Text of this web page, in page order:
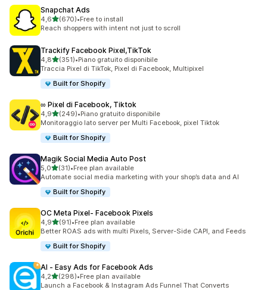
Snapchat Ads
4,6stelle su 5
(670)
670 recensioni totali
•Free to install
Reach shoppers with intent not just to scroll
Trackify Facebook Pixel,TikTok
4,8stelle su 5
(351)
351 recensioni totali
•Piano gratuito disponibile
Traccia Pixel di TikTok, Pixel di Facebook, Multipixel
Built for Shopify
∞ Pixel di Facebook, Tiktok
4,9stelle su 5
(249)
249 recensioni totali
•Piano gratuito disponibile
Monitoraggio lato server per Multi Facebook, pixel Tiktok
Built for Shopify
Magik Social Media Auto Post
5,0stelle su 5
(31)
31 recensioni totali
•Free plan available
Automate social media marketing with your shop’s data and AI
Built for Shopify
OC Meta Pixel‑ Facebook Pixels
4,9stelle su 5
(91)
91 recensioni totali
•Free plan available
Better ROAS ads with multi Pixels, Server-Side CAPI, and Feeds
Built for Shopify
AI ‑ Easy Ads for Facebook Ads
4,2stelle su 5
(298)
298 recensioni totali
•Free plan available
Launch a Facebook & Instagram Ads Funnel That Converts